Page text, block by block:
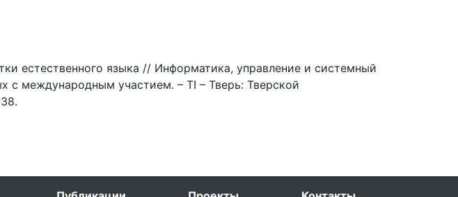
естественного языка // Информатика, управление и системный
с международным участием. – ТI – Тверь: Тверской